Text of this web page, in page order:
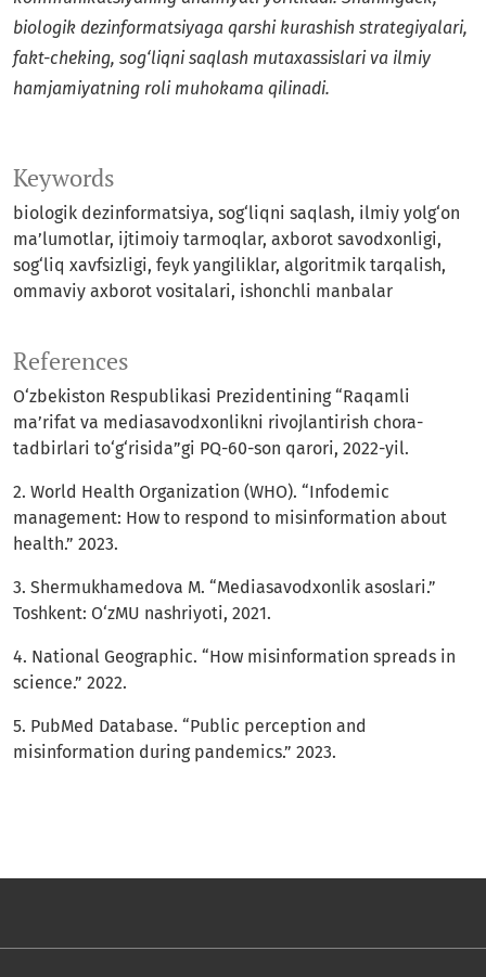
Keywords
biologik dezinformatsiya, sog‘liqni saqlash, ilmiy yolg‘on
ma’lumotlar, ijtimoiy tarmoqlar, axborot savodxonligi,
sog‘liq xavfsizligi, feyk yangiliklar, algoritmik tarqalish,
ommaviy axborot vositalari, ishonchli manbalar
biologik dezinformatsiyaga qarshi kurashish strategiyalari,
fakt-cheking, sog‘liqni saqlash mutaxassislari va ilmiy
hamjamiyatning roli muhokama qilinadi.
References
O‘zbekiston Respublikasi Prezidentining “Raqamli
ma’rifat va mediasavodxonlikni rivojlantirish chora-
tadbirlari to‘g‘risida”gi PQ-60-son qarori, 2022-yil.
2. World Health Organization (WHO). “Infodemic
management: How to respond to misinformation about
health.” 2023.
3. Shermukhamedova M. “Mediasavodxonlik asoslari.”
Toshkent: O‘zMU nashriyoti, 2021.
4. National Geographic. “How misinformation spreads in
science.” 2022.
5. PubMed Database. “Public perception and
misinformation during pandemics.” 2023.